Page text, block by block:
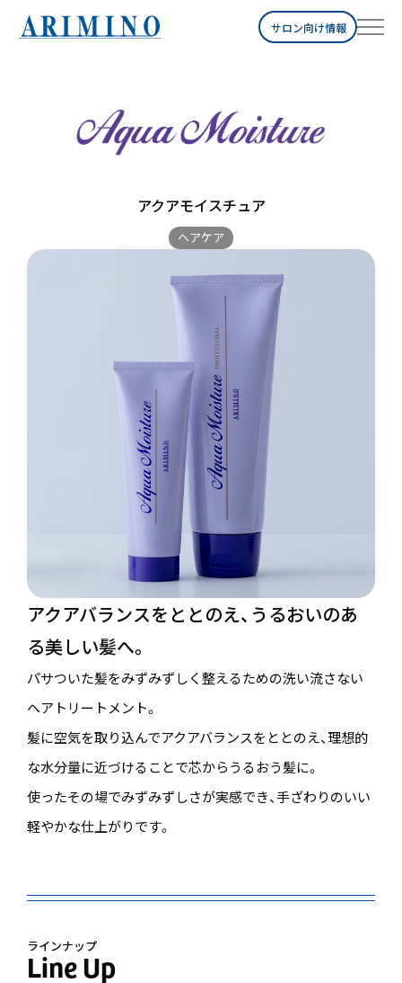
サロン向け情報
アクアモイスチュア
ヘアケア
アクアバランスをととのえ、うるおいのあ
る美しい髪へ。
パサついた髪をみずみずしく整えるための洗い流さない
ヘアトリートメント。
髪に空気を取り込んでアクアバランスをととのえ、理想的
な水分量に近づけることで芯からうるおう髪に。
使ったその場でみずみずしさが実感でき、手ざわりのいい
軽やかな仕上がりです。
ラインナップ